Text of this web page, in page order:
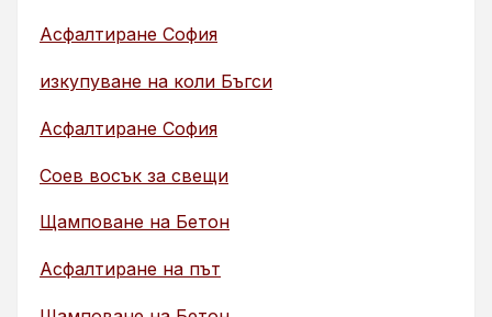
Асфалтиране София
изкупуване на коли Бъгси
Асфалтиране София
Соев восък за свещи
Щамповане на Бетон
Асфалтиране на път